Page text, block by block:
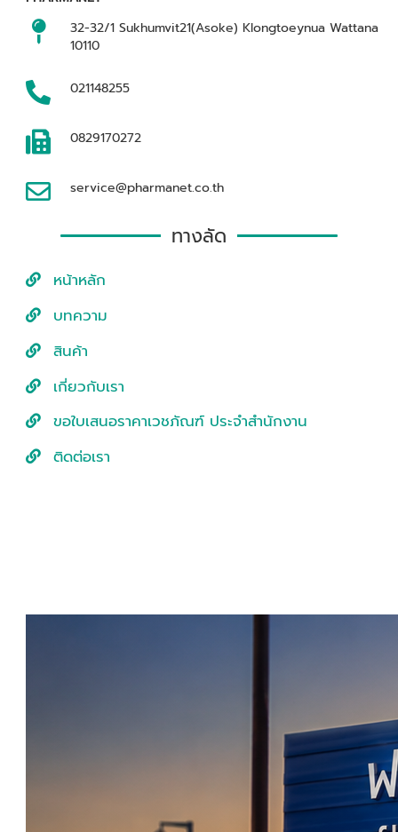
32-32/1 Sukhumvit21(Asoke) Klongtoeynua Wattana
10110
021148255
0829170272
service@pharmanet.co.th
ทางลัด
หน้าหลัก
บทความ
สินค้า
เกี่ยวกับเรา
ขอใบเสนอราคาเวชภัณฑ์ ประจำสำนักงาน
ติดต่อเรา